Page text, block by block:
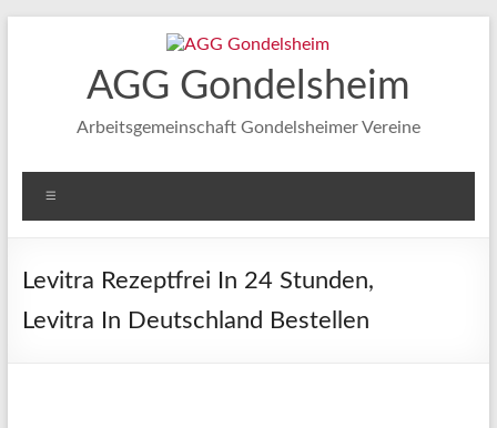
AGG Gondelsheim
Arbeitsgemeinschaft Gondelsheimer Vereine
Levitra Rezeptfrei In 24 Stunden,
Levitra In Deutschland Bestellen